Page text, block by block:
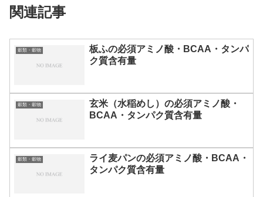
関連記事
穀類・穀物
板ふの必須アミノ酸・BCAA・タンパ
ク質含有量
穀類・穀物
玄米（水稲めし）の必須アミノ酸・
BCAA・タンパク質含有量
穀類・穀物
ライ麦パンの必須アミノ酸・BCAA・
タンパク質含有量